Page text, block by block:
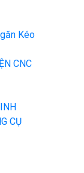
Kéo
CNC
CỤ